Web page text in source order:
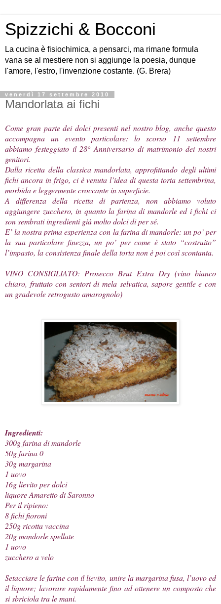
Spizzichi & Bocconi
La cucina è fisiochimica, a pensarci, ma rimane formula
vana se al mestiere non si aggiunge la poesia, dunque
l'amore, l'estro, l'invenzione costante. (G. Brera)
venerdì 17 settembre 2010
Mandorlata ai fichi
Come gran parte dei dolci presenti nel nostro blog, anche questo
accompagna un evento particolare: lo scorso 11 settembre
abbiamo festeggiato il 28° Anniversario di matrimonio dei nostri
genitori.
Dalla ricetta della classica mandorlata, approfittando degli ultimi
fichi ancora in frigo, ci è venuta l’idea di questa torta settembrina,
morbida e leggermente croccante in superficie.
A differenza della ricetta di partenza, non abbiamo voluto
aggiungere zucchero, in quanto la farina di mandorle ed i fichi ci
son sembrati ingredienti già molto dolci di per sé.
E’ la nostra prima esperienza con la farina di mandorle: un po’ per
la sua particolare finezza, un po’ per come è stato “costruito”
l’impasto, la consistenza finale della torta non è poi così scontanta.
VINO CONSIGLIATO: Prosecco Brut Extra Dry (vino bianco
chiaro, fruttato con sentori di mela selvatica, sapore gentile e con
un gradevole retrogusto amarognolo)
Ingredienti:
300g farina di mandorle
50g farina 0
30g margarina
1 uovo
16g lievito per dolci
liquore Amaretto di Saronno
Per il ripieno:
8 fichi fioroni
250g ricotta vaccina
20g mandorle spellate
1 uovo
zucchero a velo
Setacciare le farine con il lievito, unire la margarina fusa, l’uovo ed
il liquore; lavorare rapidamente fino ad ottenere un composto che
si sbriciola tra le mani.